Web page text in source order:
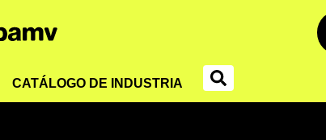
CATÁLOGO DE INDUSTRIA